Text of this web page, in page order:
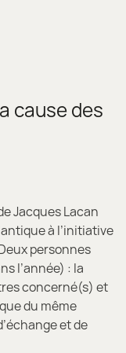
cause des
Jacques Lacan
à l’initiative
personnes
l’année) : la
concerné(s) et
du même
et de